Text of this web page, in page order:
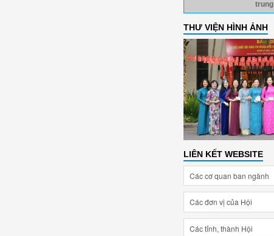
trung
THƯ VIỆN HÌNH ẢNH
LIÊN KẾT WEBSITE